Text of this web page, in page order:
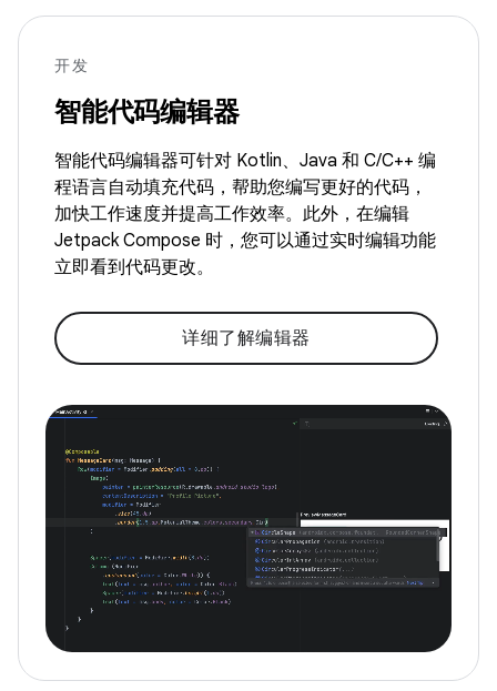
开发
智能代码编辑器
智能代码编辑器可针对 Kotlin、Java 和 C/C++ 编
程语言自动填充代码，帮助您编写更好的代码，
加快工作速度并提高工作效率。此外，在编辑
Jetpack Compose 时，您可以通过实时编辑功能
立即看到代码更改。
详细了解编辑器